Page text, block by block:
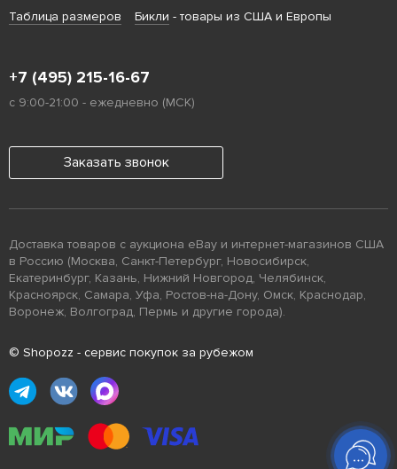
Таблица размеров
Бикли - товары из США и Европы
+7 (495) 215-16-67
с 9:00-21:00 - ежедневно (МСК)
Заказать звонок
Доставка товаров с аукциона eBay и интернет-магазинов США
в Россию (Москва, Санкт-Петербург, Новосибирск,
Екатеринбург, Казань, Нижний Новгород, Челябинск,
Красноярск, Самара, Уфа, Ростов-на-Дону, Омск, Краснодар,
Воронеж, Волгоград, Пермь и другие города).
© Shopozz - сервис покупок за рубежом